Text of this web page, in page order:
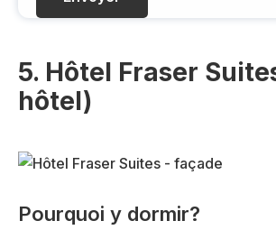
c
s
a
e
N
e
s
i
e
5. Hôtel Fraser
hôtel)
Pourquoi y dormir?